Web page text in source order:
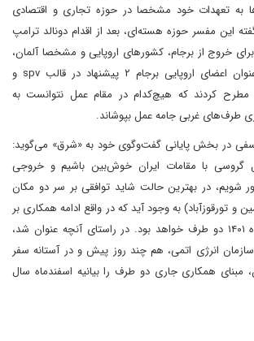
به تعهدات خود مشخصا در حوزه تجاری و اقتصادی
این مفسر حوزه هسته‌ای، بعد از اقدام دونالد ترامپ
در ۱۸ اردیبهشت ۱۳۹۷ برای خروج از برجام، کشورهای اروپایی و مشخصا آلمان،
فرانسه و انگلستان به‌عنوان اعضای اروپایی برجام ۲ پیشنهاد در قالب spv و
کردند که هیچ‌کدام در مقام عمل نتوانست به
طرف‌های غربی جامه عمل بپوشاند.
در بخش پایانی گفت‌وگوی خود به «شرق» می‌گوید:
گروسی با مقامات ایران خوش‌بین باشیم و خروجی
شویم، در بهترین حالت شاید توافقی بر سر دو مکان
و تورقوزآباد) به وجود آید که در واقع ادامه همکاری بر
سر توافق‌نامه اسفند ماه ۱۴۰۱ دو طرف خواهد بود. در راستای آنچه عنوان شد،
انرژی اتمی، هم چند روز پیش و در آستانه سفر
مبنای همکاری جاری دو طرف را بیانیه اسفندماه سال